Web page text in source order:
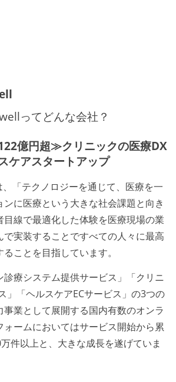
ンフラ構成管理（Infrastructure as
整備されている
有
目標・実績値について、メンバーの
備やペアプロ、モブワークなど、ナ
極的に行っている（属人性を減らす
いる）
開発
あり（1テーブルあたり数千万レコー
を5チーム以上の開発チーム（ストリ
プラットフォーム等）で分担して開
児を子育てしながら働いていたエン
ニアが、働き方を紹介したコンテン
ってどんな会社？
億円超≫クリニックの医療DX
ケアスタートアップ
、「テクノロジーを通じて、医療を一
に医療という大きな社会課題と向き
線で最適化した体験を医療現場の業
実装することですべての人々に最高
ことを目指しています。
療システム提供サービス」「クリニ
」「ヘルスケアECサービス」の3つの
業として展開する国内有数のオンラ
ォームにおいてはサービス開始から累
件以上と、大きな成長を遂げていま